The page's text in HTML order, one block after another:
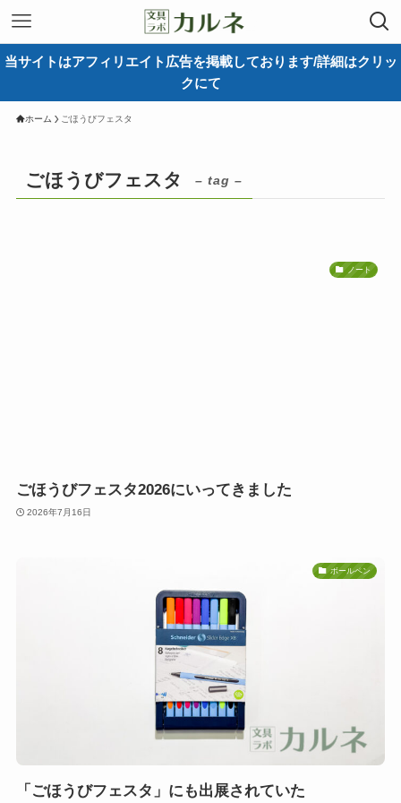
当サイトはアフィリエイト広告を掲載しております/詳細はクリッ
クにて
ホーム ごほうびフェスタ
ごほうびフェスタ – tag –
ノート
ごほうびフェスタ2026にいってきました
2026年7月16日
ボールペン
「ごほうびフェスタ」にも出展されていた